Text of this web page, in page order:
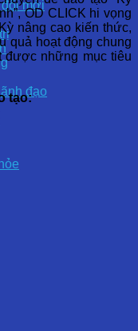
mới
đạo
OD CLICK hi vọng
nâng cao kiến thức,
quả hoạt động chung
được những mục tiêu
tạo: